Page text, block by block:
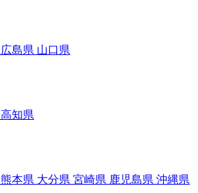
広島県 山口県
高知県
熊本県 大分県 宮崎県 鹿児島県 沖縄県